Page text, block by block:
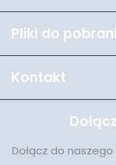
Pliki do
Kontakt
Dołącz do